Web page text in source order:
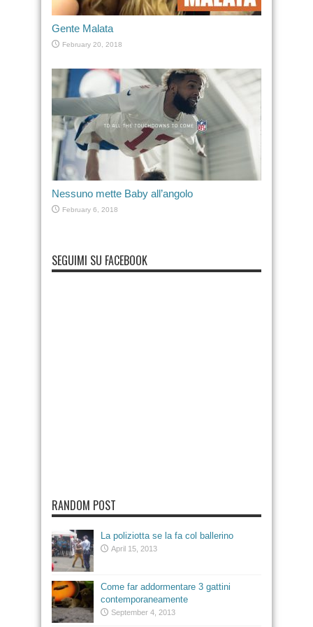
Gente Malata
February 20, 2018
Nessuno mette Baby all’angolo
February 6, 2018
SEGUIMI SU FACEBOOK
RANDOM POST
La poliziotta se la fa col ballerino
April 15, 2013
Come far addormentare 3 gattini
contemporaneamente
September 4, 2013